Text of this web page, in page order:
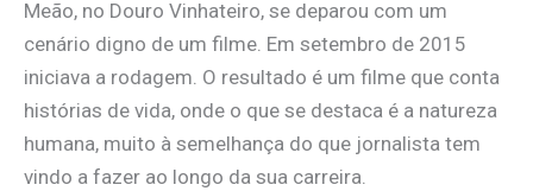
Meão, no Douro Vinhateiro, se deparou com um
cenário digno de um filme. Em setembro de 2015
iniciava a rodagem. O resultado é um filme que conta
histórias de vida, onde o que se destaca é a natureza
humana, muito à semelhança do que jornalista tem
vindo a fazer ao longo da sua carreira.